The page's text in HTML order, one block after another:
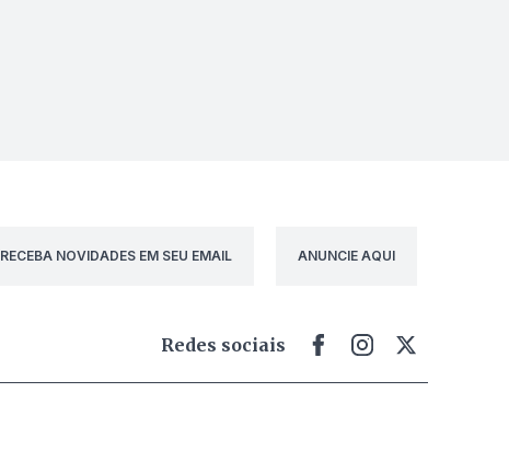
RECEBA NOVIDADES EM SEU EMAIL ANUNCIE AQUI
Redes sociais